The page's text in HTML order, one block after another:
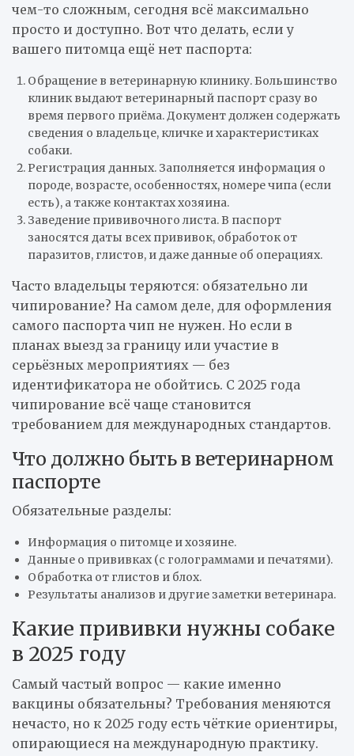
чем-то сложным, сегодня всё максимально
просто и доступно. Вот что делать, если у
вашего питомца ещё нет паспорта:
Обращение в ветеринарную клинику. Большинство
клиник выдают ветеринарный паспорт сразу во
время первого приёма. Документ должен содержать
сведения о владельце, кличке и характеристиках
собаки.
Регистрация данных. Заполняется информация о
породе, возрасте, особенностях, номере чипа (если
есть), а также контактах хозяина.
Заведение прививочного листа. В паспорт
заносятся даты всех прививок, обработок от
паразитов, глистов, и даже данные об операциях.
Часто владельцы теряются: обязательно ли
чипирование? На самом деле, для оформления
самого паспорта чип не нужен. Но если в
планах выезд за границу или участие в
серьёзных мероприятиях — без
идентификатора не обойтись. С 2025 года
чипирование всё чаще становится
требованием для международных стандартов.
Что должно быть в ветеринарном
паспорте
Обязательные разделы:
Информация о питомце и хозяине.
Данные о прививках (с голограммами и печатями).
Обработка от глистов и блох.
Результаты анализов и другие заметки ветеринара.
Какие прививки нужны собаке
в 2025 году
Самый частый вопрос — какие именно
вакцины обязательны? Требования меняются
нечасто, но к 2025 году есть чёткие ориентиры,
опирающиеся на международную практику.